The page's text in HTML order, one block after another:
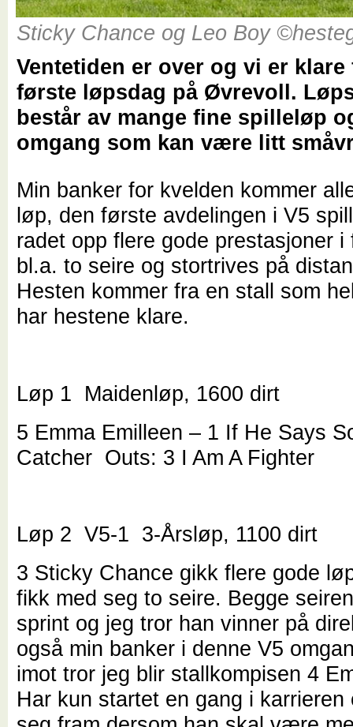
Sticky Chance og Leo Boy
Ventetiden er over og vi er
første løpsdag på Øvrevoll.
består av mange fine spilleløp
omgang som kan være litt
Min banker for kvelden kommer
løp, den første avdelingen i V5
radet opp flere gode prestasjoner i
bl.a. to seire og stortrives på
Hesten kommer fra en stall som
har hestene klare.
Løp 1 Maidenløp, 1600 dirt
5 Emma Emilleen – 1 If He Says
Catcher Outs: 3 I Am A Fighter
Løp 2 V5-1 3-Årsløp, 1100 dirt
3 Sticky Chance gikk flere gode
fikk med seg to seire. Begge
sprint og jeg tror han vinner på
også min banker i denne V5
imot tror jeg blir stallkompisen 4
Har kun startet en gang i karrieren